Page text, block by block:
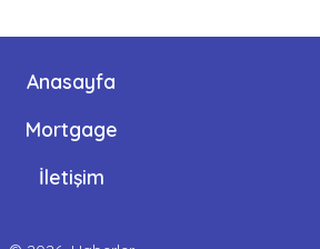
Anasayfa
Mortgage
İletişim